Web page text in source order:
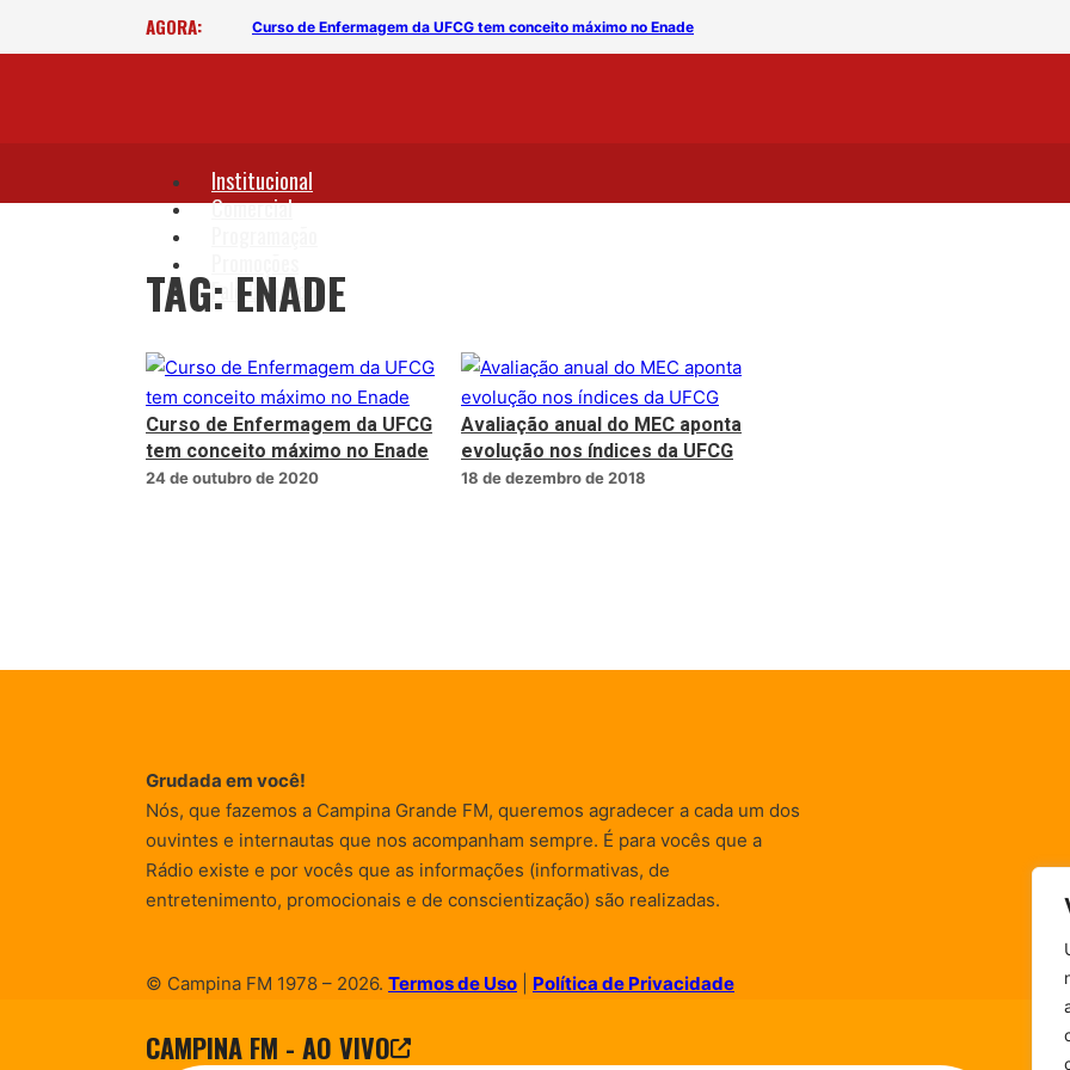
AGORA: Curso de Enfermagem da UFCG tem conceito máximo no Enade
Institucional
Comercial
Fale Conosco
CAMPINA FM - AO VIVO
TAG: ENADE
Curso de Enfermagem da UFCG
tem conceito máximo no Enade
24 de outubro de 2020
Avaliação anual do MEC aponta
evolução nos índices da UFCG
18 de dezembro de 2018
Grudada em você!
Nós, que fazemos a Campina Grande FM, queremos agradecer a cada um dos
ouvintes e internautas que nos acompanham sempre. É para vocês que a
Rádio existe e por vocês que as informações (informativas, de
entretenimento, promocionais e de conscientização) são realizadas.
© Campina FM 1978 – 2026. Termos de Uso
Política de Privacidade